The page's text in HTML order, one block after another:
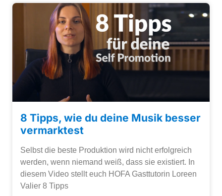
8 Tipps, wie du deine Musik besser
vermarktest
Selbst die beste Produktion wird nicht erfolgreich
werden, wenn niemand weiß, dass sie existiert. In
diesem Video stellt euch HOFA Gasttutorin Loreen
Valier 8 Tipps